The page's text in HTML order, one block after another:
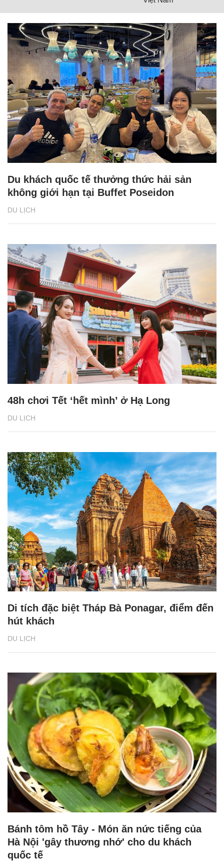
DU LỊCH
Du khách quốc tế thưởng thức hải sản
không giới hạn tại Buffet Poseidon
DU LỊCH
48h chơi Tết ‘hết mình’ ở Hạ Long
DU LỊCH
Di tích đặc biệt Tháp Bà Ponagar, điểm đến
hút khách
Bánh tôm hồ Tây - Món ăn nức tiếng của
Hà Nội 'gây thương nhớ' cho du khách
quốc tế